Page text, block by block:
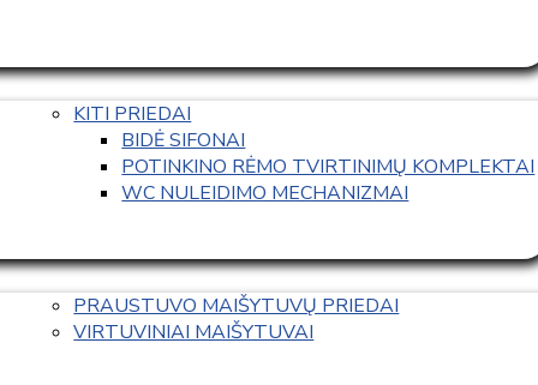
KITI PRIEDAI
BIDĖ SIFONAI
POTINKINO RĖMO TVIRTINIMŲ KOMPLEKTAI
WC NULEIDIMO MECHANIZMAI
PRAUSTUVO MAIŠYTUVŲ PRIEDAI
VIRTUVINIAI MAIŠYTUVAI